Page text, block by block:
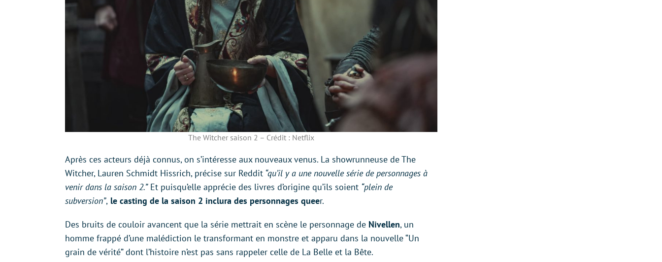
The Witcher saison 2 – Crédit : Netflix
Après ces acteurs déjà connus, on s’intéresse aux nouveaux venus. La showrunneuse de The
Witcher, Lauren Schmidt Hissrich, précise sur Reddit “qu’il y a une nouvelle série de personnages à
venir dans la saison 2.”Et puisqu’elle apprécie des livres d’origine qu’ils soient “plein de
subversion”, le casting de la saison 2 inclura des personnages queer.
Des bruits de couloir avancent que la série mettrait en scène le personnage de Nivellen, un
homme frappé d’une malédiction le transformant en monstre et apparu dans la nouvelle “Un
grain de vérité” dont l’histoire n’est pas sans rappeler celle de La Belle et la Bête.